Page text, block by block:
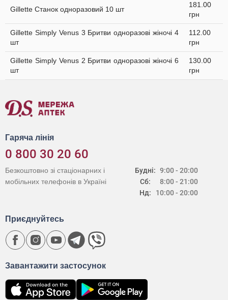
Gillette Станок одноразовий 10 шт
181.00
грн
Gillette Simply Venus 3 Бритви одноразові жіночі 4
шт
112.00
грн
Gillette Simply Venus 2 Бритви одноразові жіночі 6
шт
130.00
грн
Гаряча лінія
0 800 30 20 60
Будні:
Сб:
Нд:
9:00 - 20:00
8:00 - 21:00
10:00 - 20:00
Безкоштовно зі стаціонарних і
мобільних телефонів в Україні
Завантажити застосунок
Приєднуйтесь